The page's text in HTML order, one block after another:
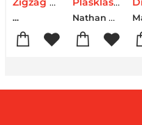
...
Nathan Volkers-Guus Meijer-Claudia Werner